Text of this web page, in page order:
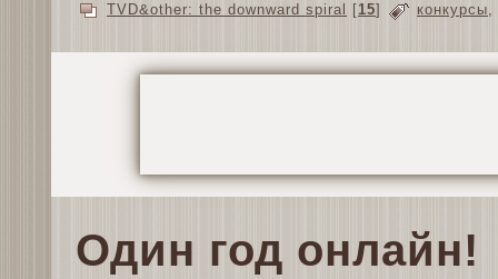
TVD&other: the downward spiral [15] конкурсы,
Один год онлайн!